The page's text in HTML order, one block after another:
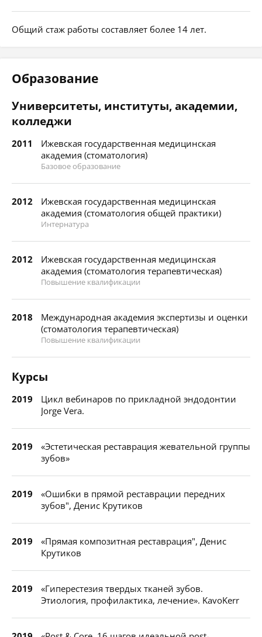
Общий стаж работы составляет более 14 лет.
Образование
Университеты, институты, академии,
колледжи
2011
Ижевская государственная медицинская
академия (стоматология)
Базовое образование
2012
Ижевская государственная медицинская
академия (стоматология общей практики)
Интернатура
2012
Ижевская государственная медицинская
академия (стоматология терапевтическая)
Повышение квалификации
2018
Международная академия экспертизы и оценки
(стоматология терапевтическая)
Повышение квалификации
Курсы
2019
Цикл вебинаров по прикладной эндодонтии
Jorge Vera.
2019
«Эстетическая реставрация жевательной группы
зубов»
2019
«Ошибки в прямой реставрации передних
зубов", Денис Крутиков
2019
«Прямая композитная реставрация", Денис
Крутиков
2019
«Гиперестезия твердых тканей зубов.
Этиология, профилактика, лечение». KavoKerr